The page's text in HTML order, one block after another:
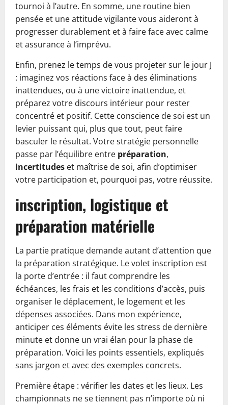
tournoi à l’autre. En somme, une routine bien
pensée et une attitude vigilante vous aideront à
progresser durablement et à faire face avec calme
et assurance à l’imprévu.
Enfin, prenez le temps de vous projeter sur le jour J
: imaginez vos réactions face à des éliminations
inattendues, ou à une victoire inattendue, et
préparez votre discours intérieur pour rester
concentré et positif. Cette conscience de soi est un
levier puissant qui, plus que tout, peut faire
basculer le résultat. Votre stratégie personnelle
passe par l’équilibre entre préparation,
incertitudes et maîtrise de soi, afin d’optimiser
votre participation et, pourquoi pas, votre réussite.
inscription, logistique et
préparation matérielle
La partie pratique demande autant d’attention que
la préparation stratégique. Le volet inscription est
la porte d’entrée : il faut comprendre les
échéances, les frais et les conditions d’accès, puis
organiser le déplacement, le logement et les
dépenses associées. Dans mon expérience,
anticiper ces éléments évite les stress de dernière
minute et donne un vrai élan pour la phase de
préparation. Voici les points essentiels, expliqués
sans jargon et avec des exemples concrets.
Première étape : vérifier les dates et les lieux. Les
championnats ne se tiennent pas n’importe où ni